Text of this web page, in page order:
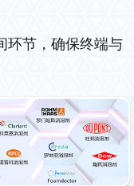
环节，确保终端与